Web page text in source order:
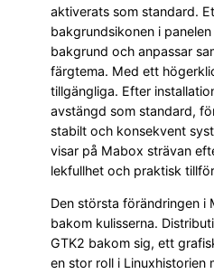
aktiverats som standard.
bakgrundsikonen i
bakgrund och anpassar
färgtema. Med ett
tillgängliga. Efter
avstängd som standard,
stabilt och konsekvent
visar på Mabox strävan
lekfullhet och praktisk
Den största förändringen i
bakom kulisserna.
GTK2 bakom sig, ett
en stor roll i Linuxhistorien